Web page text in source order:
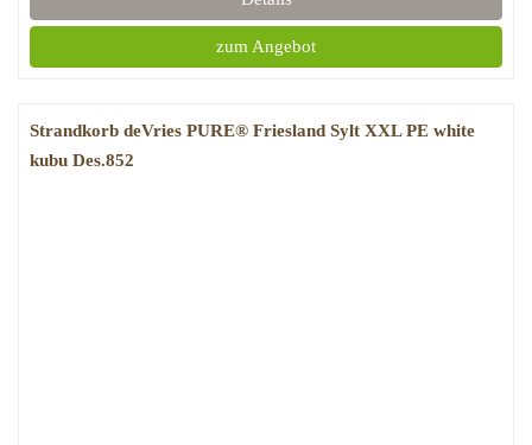
zum Angebot
Strandkorb deVries PURE® Friesland Sylt XXL PE white
kubu Des.852